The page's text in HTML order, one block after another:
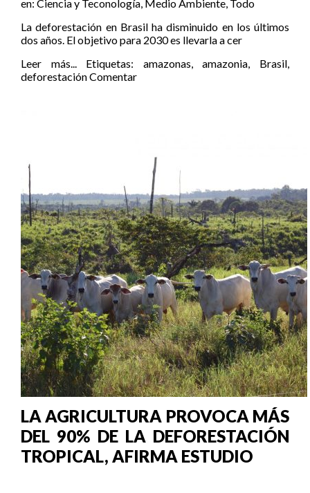
en: Ciencia y Teconología, Medio Ambiente, Todo
La deforestación en Brasil ha disminuido en los últimos
dos años. El objetivo para 2030 es llevarla a cer
Leer más...
Etiquetas: amazonas,amazonia, Brasil,
deforestaciónComentar
LA AGRICULTURA PROVOCA MÁS
DEL 90% DE LA DEFORESTACIÓN
TROPICAL, AFIRMA ESTUDIO